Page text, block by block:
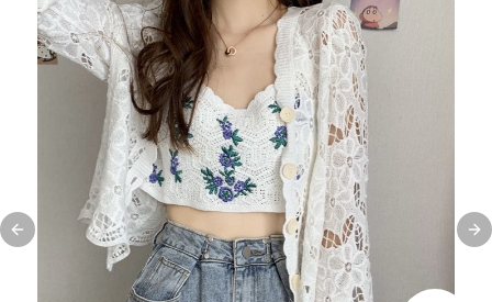
Previous slide